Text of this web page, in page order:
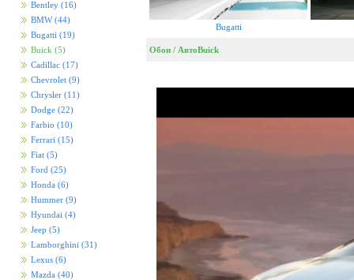
Bentley (16)
BMW(44)
Bugatti (19)
Buick (5)
Cadillac (17)
Chevrolet (9)
Chrysler (11)
Dodge (22)
Farbio (10)
Ferrari (15)
Fiat (5)
Ford (25)
Honda (6)
Hummer (9)
Hyundai (4)
Jeep (5)
Lamborghini (31)
Lexus (6)
Mazda (40)
Bugatti
Обои / АвтоBuick